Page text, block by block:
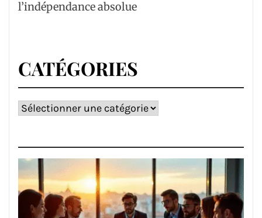
l’indépendance absolue
CATÉGORIES
Catégories